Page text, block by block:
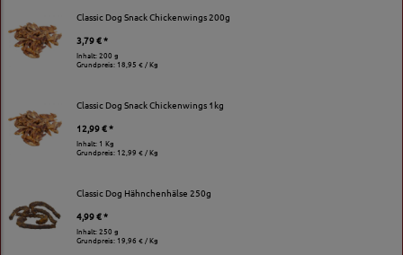
Classic Dog Snack Chickenwings 200g
3,79 € *
Inhalt: 200 g
Grundpreis: 18,95 € / Kg
Classic Dog Snack Chickenwings 1kg
12,99 € *
Inhalt: 1 Kg
Grundpreis: 12,99 € / Kg
Classic Dog Hähnchenhälse 250g
4,99 € *
Inhalt: 250 g
Grundpreis: 19,96 € / Kg